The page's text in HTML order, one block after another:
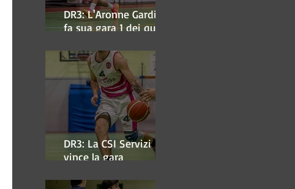
DR3: L'Aronne Gardini
fa sua gara 1 dei quarti
DR3: La CSI Servizi
vince la gara